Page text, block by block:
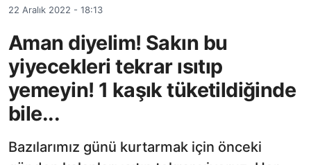
22 Aralık 2022 - 18:13
Aman diyelim! Sakın bu
yiyecekleri tekrar ısıtıp
yemeyin! 1 kaşık tüketildiğinde
bile...
Bazılarımız günü kurtarmak için önceki